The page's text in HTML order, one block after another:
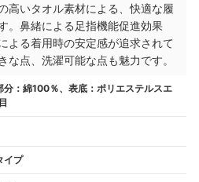
高いタオル素材による、快適な履
。鼻緒による足指機能促進効果
よる着用時の安定感が追求されて
な点、洗濯可能な点も魅力です。
分：綿100％、表底：ポリエステルスエ
イプ